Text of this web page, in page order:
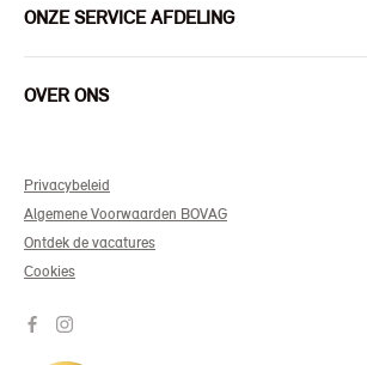
ONZE SERVICE AFDELING
OVER ONS
Privacybeleid
Algemene Voorwaarden BOVAG
Ontdek de vacatures
Cookies